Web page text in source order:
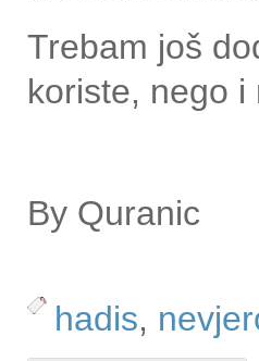
Trebam još
koriste, nego
By Quranic
hadis,